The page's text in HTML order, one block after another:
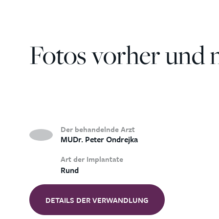
Fotos vorher und
Der behandelnde Arzt
MUDr. Peter Ondrejka
Art der Implantate
Rund
DETAILS DER VERWANDLUNG